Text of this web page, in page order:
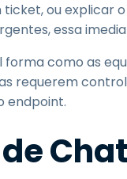
ou explicar
essa
como as
requerem
endpoint.